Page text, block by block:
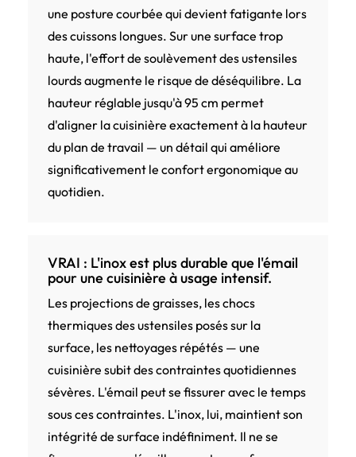
une posture courbée qui devient fatigante lors
des cuissons longues. Sur une surface trop
haute, l'effort de soulèvement des ustensiles
lourds augmente le risque de déséquilibre. La
hauteur réglable jusqu'à 95 cm permet
d'aligner la cuisinière exactement à la hauteur
du plan de travail — un détail qui améliore
significativement le confort ergonomique au
quotidien.
VRAI : L'inox est plus durable que l'émail
pour une cuisinière à usage intensif.
Les projections de graisses, les chocs
thermiques des ustensiles posés sur la
surface, les nettoyages répétés — une
cuisinière subit des contraintes quotidiennes
sévères. L'émail peut se fissurer avec le temps
sous ces contraintes. L'inox, lui, maintient son
intégrité de surface indéfiniment. Il ne se